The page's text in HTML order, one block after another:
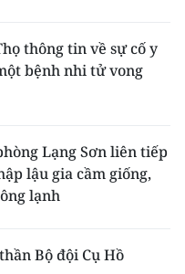
thông tin về sự cố y
bệnh nhi tử vong
Lạng Sơn liên tiếp
lậu gia cầm giống,
lạnh
Bộ đội Cụ Hồ